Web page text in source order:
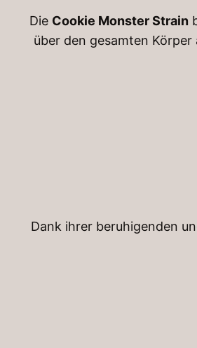
Die Cookie Monster Strain
über den gesamten
Dank ihrer beruhigenden